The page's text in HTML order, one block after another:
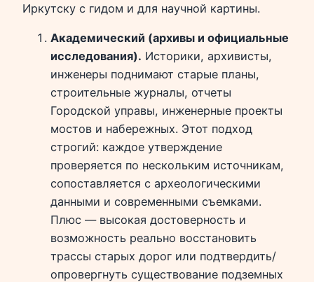
Иркутску с гидом и для научной картины.
Академический (архивы и официальные
исследования). Историки, архивисты,
инженеры поднимают старые планы,
строительные журналы, отчеты
Городской управы, инженерные проекты
мостов и набережных. Этот подход
строгий: каждое утверждение
проверяется по нескольким источникам,
сопоставляется с археологическими
данными и современными съемками.
Плюс — высокая достоверность и
возможность реально восстановить
трассы старых дорог или подтвердить/
опровергнуть существование подземных